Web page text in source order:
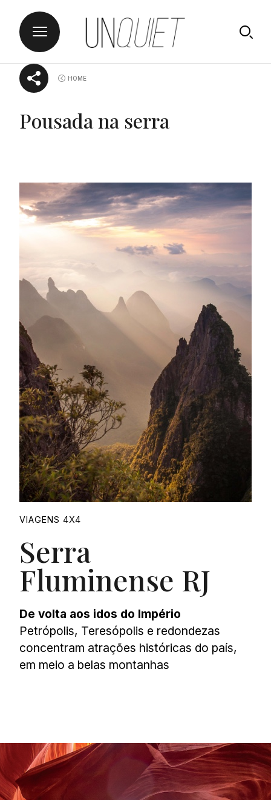
Skip
UNQUIET
Proudly
HOME
Pousada na serra
VIAGENS 4X4
Serra
Fluminense RJ
De volta aos idos do Império
Petrópolis, Teresópolis e redondezas
concentram atrações históricas do país,
em meio a belas montanhas